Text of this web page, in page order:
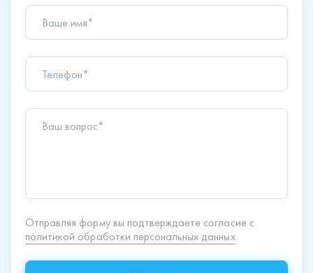
Ваше имя*
Телефон*
Ваш вопрос*
Отправляя форму вы подтверждаете согласие с
политикой обработки персональных данных